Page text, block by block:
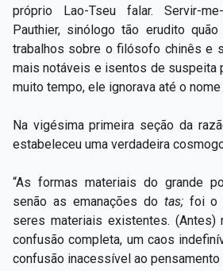
próprio Lao-Tseu falar. Servir-
Pauthier, sinólogo tão erudito
trabalhos sobre o filósofo chinês e
mais notáveis e isentos de suspeita
muito tempo, ele ignorava até o
Na vigésima primeira seção da
estabeleceu uma verdadeira
“As formas materiais do grande
senão as emanações do tas; foi
seres materiais existentes. (Antes)
confusão completa, um caos
confusão inacessível ao pensamento